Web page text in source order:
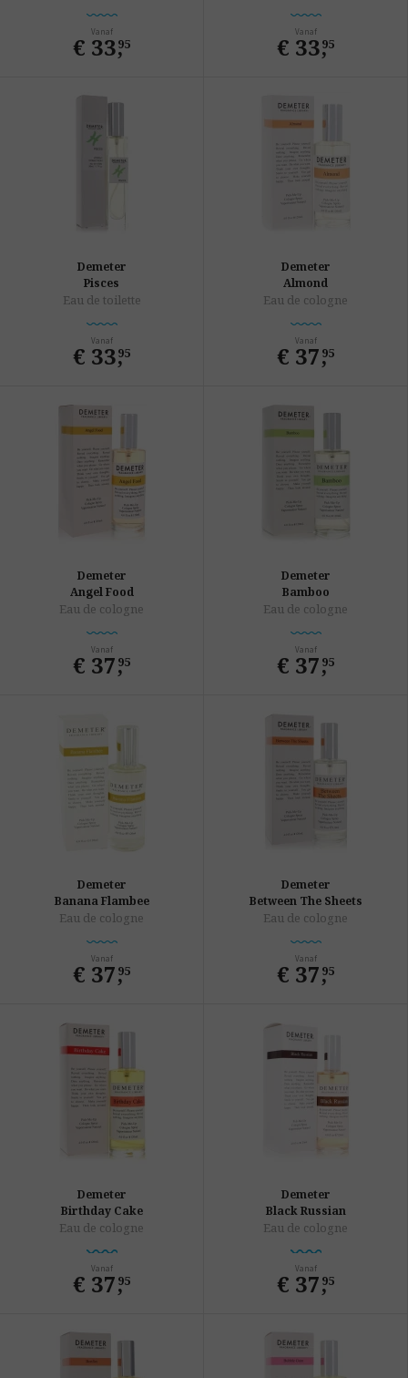
Vanaf
€ 33,
95
Vanaf
€ 33,
95
Demeter
Pisces
Eau de toilette
Vanaf
€ 33,
95
Demeter
Almond
Eau de cologne
Vanaf
€ 37,
95
Demeter
Angel Food
Eau de cologne
Vanaf
€ 37,
95
Demeter
Bamboo
Eau de cologne
Vanaf
€ 37,
95
Demeter
Banana Flambee
Eau de cologne
Vanaf
€ 37,
95
Demeter
Between The Sheets
Eau de cologne
Vanaf
€ 37,
95
Demeter
Birthday Cake
Eau de cologne
Vanaf
€ 37,
95
Demeter
Black Russian
Eau de cologne
Vanaf
€ 37,
95